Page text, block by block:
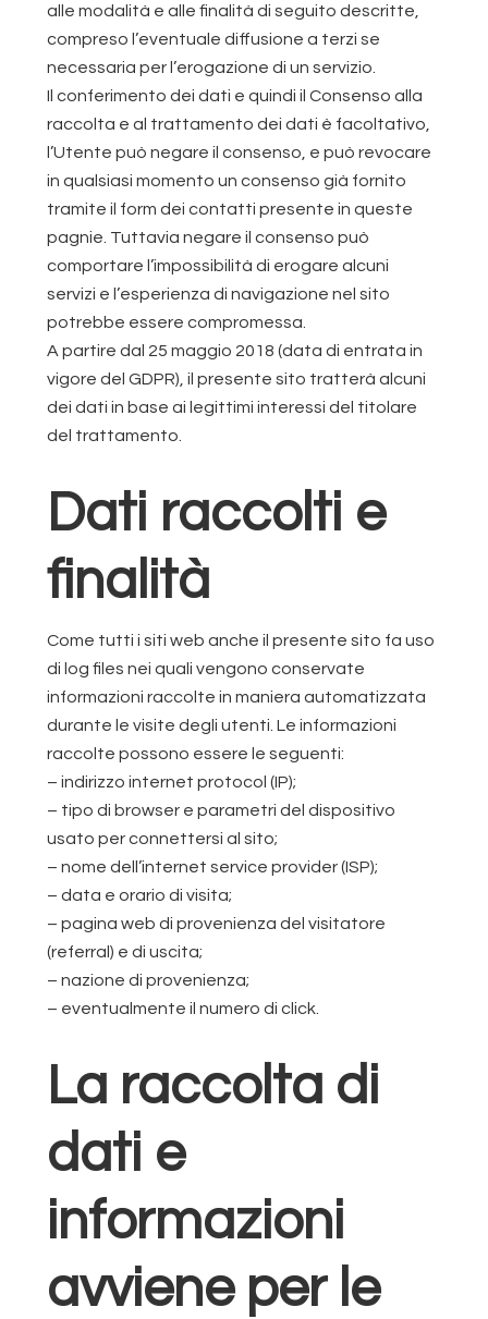
alle modalità e alle finalità di seguito descritte,
compreso l’eventuale diffusione a terzi se
necessaria per l’erogazione di un servizio.
Il conferimento dei dati e quindi il Consenso alla
raccolta e al trattamento dei dati è facoltativo,
l’Utente può negare il consenso, e può revocare
in qualsiasi momento un consenso già fornito
tramite il form dei contatti presente in queste
pagnie. Tuttavia negare il consenso può
comportare l’impossibilità di erogare alcuni
servizi e l’esperienza di navigazione nel sito
potrebbe essere compromessa.
A partire dal 25 maggio 2018 (data di entrata in
vigore del GDPR), il presente sito tratterà alcuni
dei dati in base ai legittimi interessi del titolare
del trattamento.
Dati raccolti e
finalità
Come tutti i siti web anche il presente sito fa uso
di log files nei quali vengono conservate
informazioni raccolte in maniera automatizzata
durante le visite degli utenti. Le informazioni
raccolte possono essere le seguenti:
– indirizzo internet protocol (IP);
– tipo di browser e parametri del dispositivo
usato per connettersi al sito;
– nome dell’internet service provider (ISP);
– data e orario di visita;
– pagina web di provenienza del visitatore
(referral) e di uscita;
– nazione di provenienza;
– eventualmente il numero di click.
La raccolta di
dati e
informazioni
avviene per le